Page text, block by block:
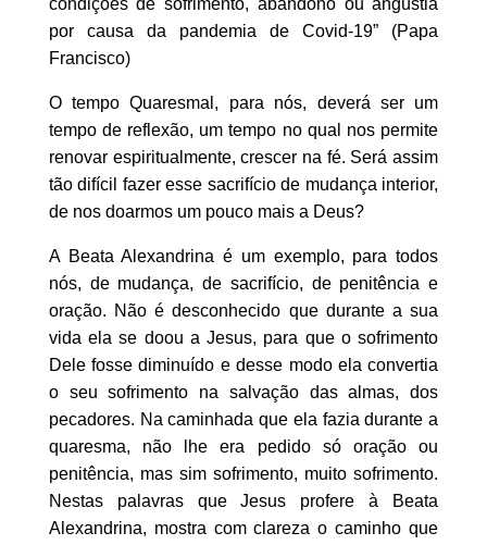
condições de sofrimento, abandono ou angústia
por causa da pandemia de Covid-19” (Papa
Francisco)
O tempo Quaresmal, para nós, deverá ser um
tempo de reflexão, um tempo no qual nos permite
renovar espiritualmente, crescer na fé. Será assim
tão difícil fazer esse sacrifício de mudança interior,
de nos doarmos um pouco mais a Deus?
A Beata Alexandrina é um exemplo, para todos
nós, de mudança, de sacrifício, de penitência e
oração. Não é desconhecido que durante a sua
vida ela se doou a Jesus, para que o sofrimento
Dele fosse diminuído e desse modo ela convertia
o seu sofrimento na salvação das almas, dos
pecadores. Na caminhada que ela fazia durante a
quaresma, não lhe era pedido só oração ou
penitência, mas sim sofrimento, muito sofrimento.
Nestas palavras que Jesus profere à Beata
Alexandrina, mostra com clareza o caminho que